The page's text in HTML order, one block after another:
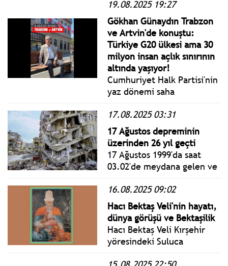
Garbis, Türk vatandaşlığı
konusunda bir komplekse
sahip olmadığından gülüp
geçtik.”Garbis, bu tür
olaylara da alışık olmalıydı.
19.08.2025 19:27
Gökhan Günaydın Trabzon
ve Artvin'de konuştu:
Türkiye G20 ülkesi ama 30
milyon insan açlık sınırının
altında yaşıyor!
Cumhuriyet Halk Partisi'nin
yaz dönemi saha
Grup Başkanvekili Gökhan
Günaydın, Trabzon ve
Artvin’e giderek bir dizi
temaslarda bulundu.
17.08.2025 03:31
17 Ağustos depreminin
üzerinden 26 yıl geçti
17 Ağustos 1999'da saat
03.02'de meydana gelen ve
kaybettiği ''asrın felaketi''
olarak anılan büyük
depremin üzerinden 26 yıl
geçti.
16.08.2025 09:02
Hacı Bektaş Veli'nin hayatı,
dünya görüşü ve Bektaşilik
Hacı Bektaş Veli Kırşehir
yöresindeki Suluca